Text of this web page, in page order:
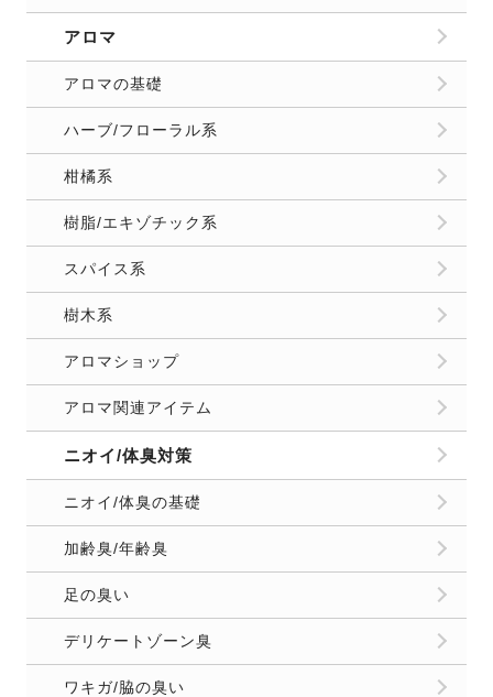
アロマ
アロマの基礎
ハーブ/フローラル系
柑橘系
樹脂/エキゾチック系
スパイス系
樹木系
アロマショップ
アロマ関連アイテム
ニオイ/体臭対策
ニオイ/体臭の基礎
加齢臭/年齢臭
足の臭い
デリケートゾーン臭
ワキガ/脇の臭い